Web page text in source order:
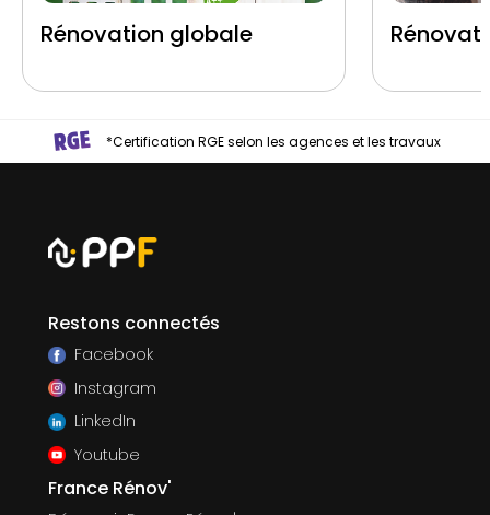
Rénovation globale
*Certification RGE selon les agences et les travaux
Restons connectés
Facebook
Instagram
LinkedIn
Youtube
France Rénov'